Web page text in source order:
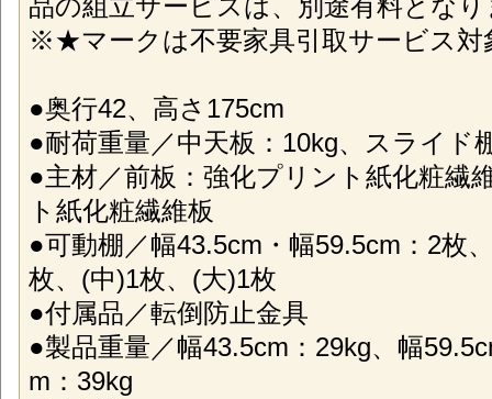
品の組立サービスは、別途有料とな
※★マークは不要家具引取サービス対
●奥行42、高さ175cm
●耐荷重量／中天板：10kg、スライド
●主材／前板：強化プリント紙化粧繊
ト紙化粧繊維板
●可動棚／幅43.5cm・幅59.5cm：2枚
枚、(中)1枚、(大)1枚
●付属品／転倒防止金具
●製品重量／幅43.5cm：29kg、幅
m：39kg